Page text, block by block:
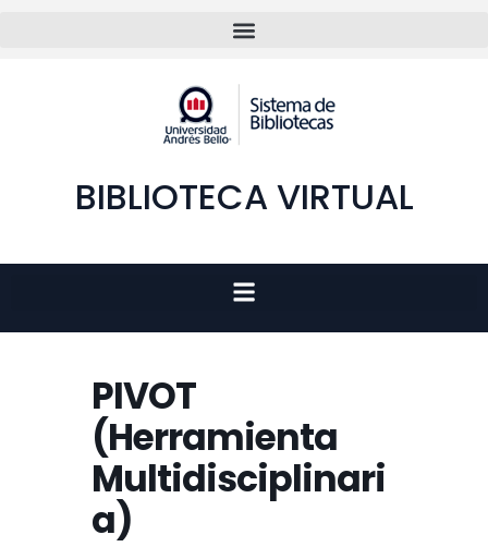
BIBLIOTECA VIRTUAL
PIVOT
(Herramienta
Multidisciplinari
a)